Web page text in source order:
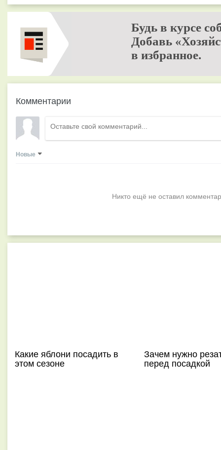
Будь в курсе
Добавь
в избранное.
Комментарии
Новые
Никто ещё не оставил
Какие яблони посадить в
этом сезоне
Зачем нужно
перед посадкой